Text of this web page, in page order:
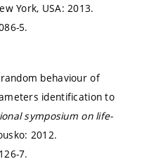
York, USA: 2013.
5.
random behaviour of
identification to
symposium on life-
2012.
7.